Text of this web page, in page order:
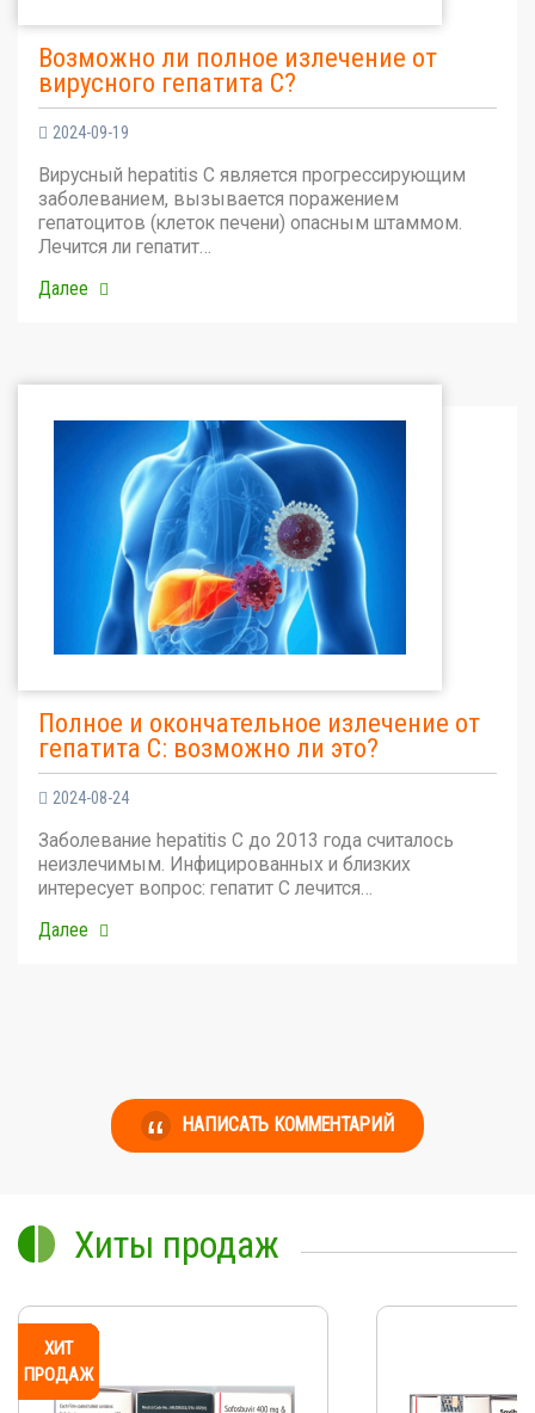
Возможно ли полное излечение от
вирусного гепатита С?
2024-09-19
Вирусный hepatitis C является прогрессирующим
заболеванием, вызывается поражением
гепатоцитов (клеток печени) опасным штаммом.
Лечится ли гепатит…
Далее
Полное и окончательное излечение от
гепатита С: возможно ли это?
2024-08-24
Заболевание hepatitis C до 2013 года считалось
неизлечимым. Инфицированных и близких
интересует вопрос: гепатит С лечится…
Далее
НАПИСАТЬ КОММЕНТАРИЙ
Хиты продаж